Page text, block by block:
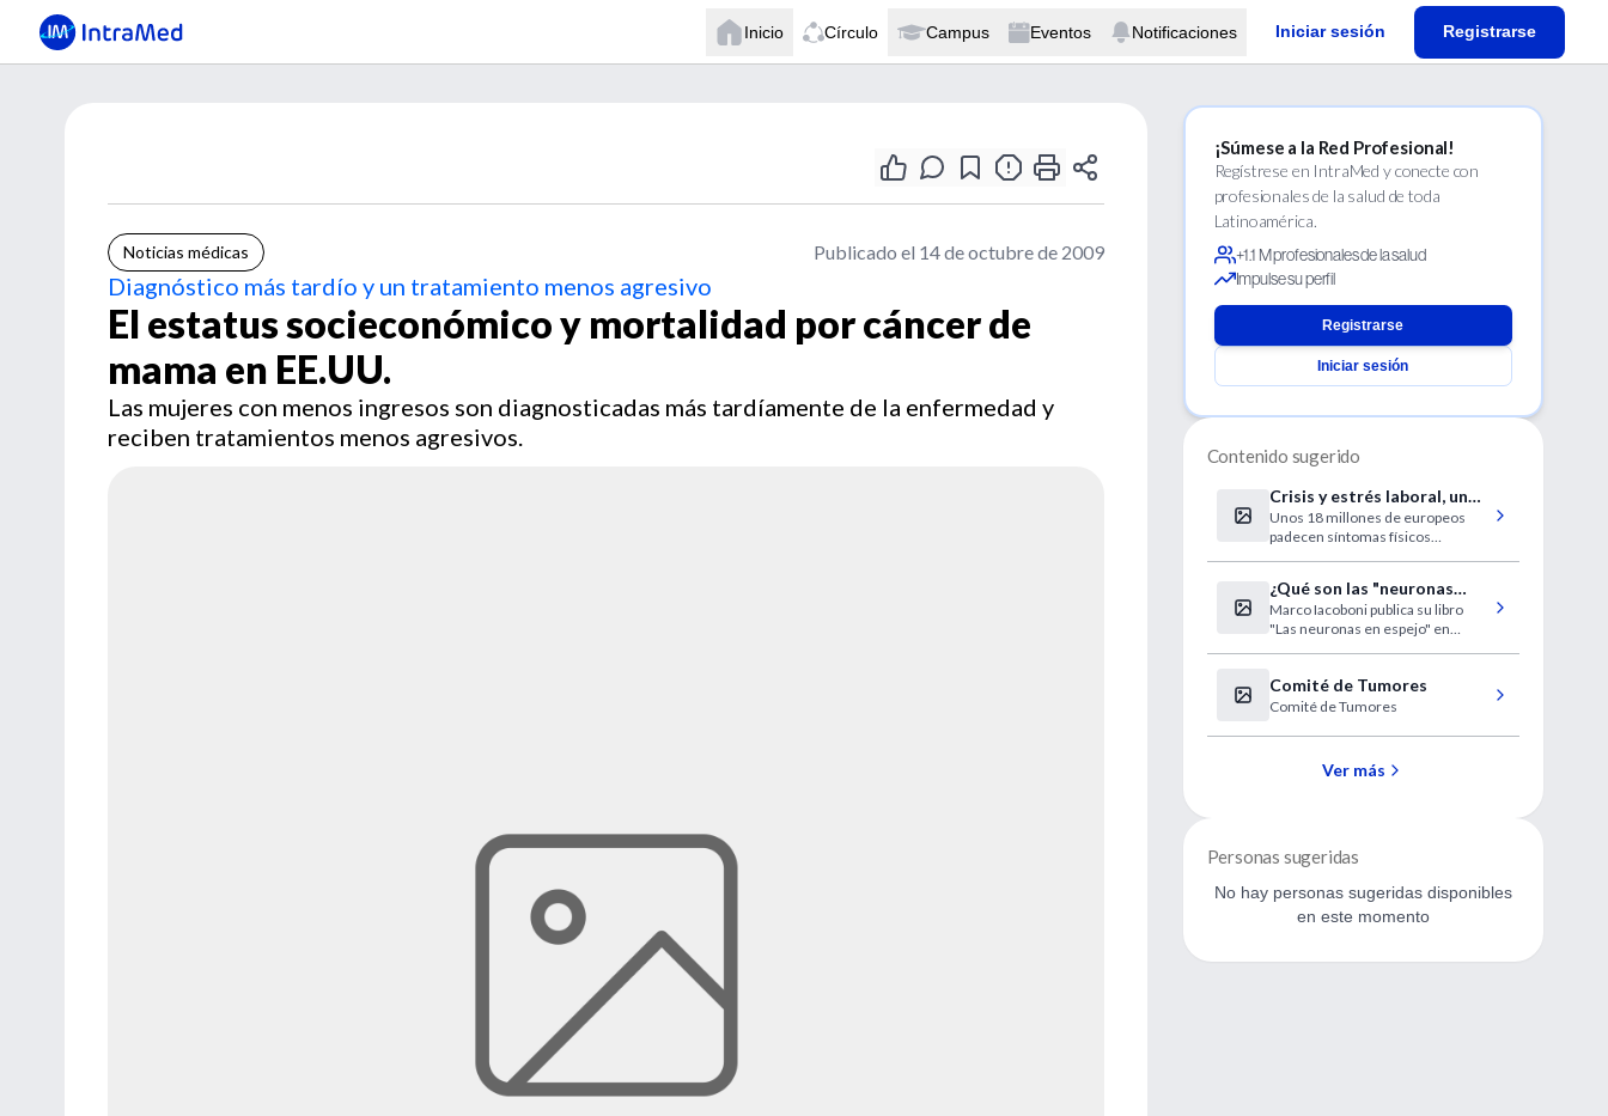
Inicio Círculo Campus Eventos Notificaciones Iniciar sesión Registrarse
Noticias médicas Publicado el 14 de octubre de 2009
Diagnóstico más tardío y un tratamiento menos agresivo
El estatus socieconómico y mortalidad por cáncer de
mama en EE.UU.
Las mujeres con menos ingresos son diagnosticadas más tardíamente de la enfermedad y
reciben tratamientos menos agresivos.
¡Súmese a la Red Profesional!
Regístrese en IntraMed y conecte con
profesionales de la salud de toda
Latinoamérica.
+1.1 M profesionales de la salud
Impulse su perfil
Registrarse
Iniciar sesión
Contenido sugerido
Crisis y estrés laboral, un
cóctel mortífero
Unos 18 millones de europeos
padecen síntomas físicos
despertado temor por la salud
mental en el trabajo.
¿Qué son las "neuronas
espejo"?
Marco Iacoboni publica su libro
"Las neuronas en espejo" en
Comité de Tumores
Comité de Tumores
Ver más
Personas sugeridas
No hay personas sugeridas disponibles
en este momento